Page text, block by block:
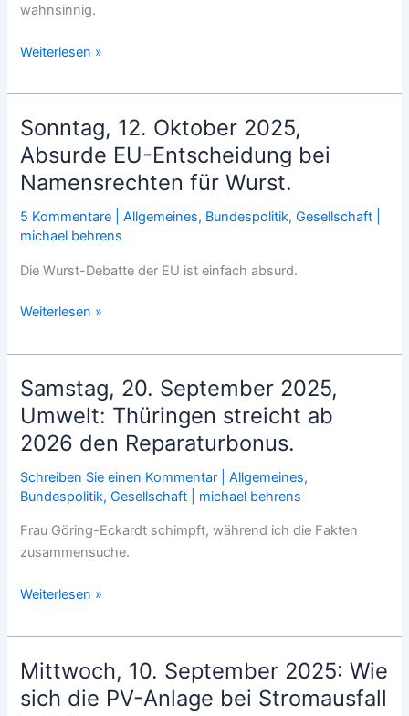
wahnsinnig.
Mittwoch,
Oktober
2025,
Neumarkt-
Sankt
Veit:
Vermüllung
unaufhaltbar
sein.
Weiterlesen »
Sonntag, 12. Oktober 2025,
Absurde EU-Entscheidung bei
Namensrechten für Wurst.
5 Kommentare |Allgemeines, Bundespolitik,Gesellschaft
michael behrens
Die Wurst-Debatte der EU ist einfach absurd.
Sonntag,
Oktober
2025,
Absurde
EU-
Entscheidung
Namensrechten
Wurst.
Weiterlesen »
Samstag, 20. September 2025,
Umwelt: Thüringen streicht ab
2026 den Reparaturbonus.
Schreiben Sie einen Kommentar |Allgemeines,
Bundespolitik,Gesellschaft michael behrens
Frau Göring-Eckardt schimpft, während ich die Fakten
zusammensuche.
Samstag,
September
2025,
Umwelt:
Thüringen
Weiterlesen »
Mittwoch, 10. September 2025: Wie
sich die PV-Anlage bei Stromausfall